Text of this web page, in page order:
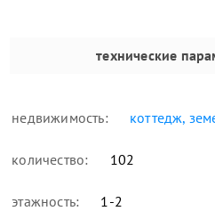
технические
недвижимость: коттедж,
количество: 102
этажность: 1-2